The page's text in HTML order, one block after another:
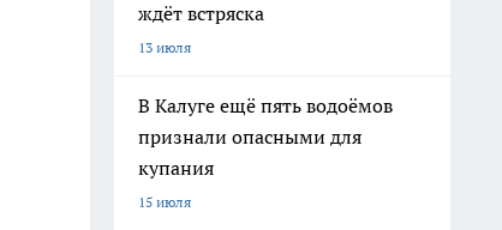
ждёт встряска
13 июля
В Калуге ещё пять водоёмов
признали опасными для
купания
15 июля